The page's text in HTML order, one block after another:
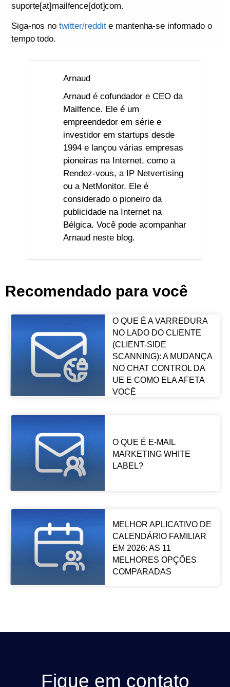
suporte[at]mailfence[dot]com.
Siga-nos no twitter/reddite mantenha-se informado o
tempo todo.
Arnaud
Arnaud é cofundador e CEO da
Mailfence. Ele é um
empreendedor em série e
investidor em startups desde
1994 e lançou várias empresas
pioneiras na Internet, como a
Rendez-vous, a IP Netvertising
ou a NetMonitor. Ele é
considerado o pioneiro da
publicidade na Internet na
Bélgica. Você pode acompanhar
Arnaud neste blog.
Recomendado para você
O QUE É A VARREDURA
NO LADO DO CLIENTE
(CLIENT-SIDE
SCANNING): A MUDANÇA
NO CHAT CONTROL DA
UE E COMO ELA AFETA
VOCÊ
O QUE É E-MAIL
MARKETING WHITE
LABEL?
MELHOR APLICATIVO DE
CALENDÁRIO FAMILIAR
EM 2026: AS 11
MELHORES OPÇÕES
COMPARADAS
Fique em contato